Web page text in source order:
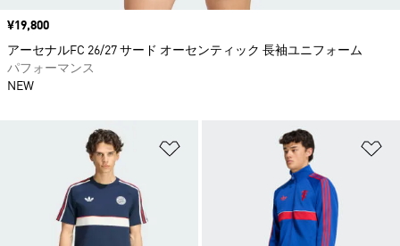
ほしいものリストに追加
価格
¥19,800
アーセナルFC 26/27 サード オーセンティック 長袖ユニフォーム
パフォーマンス
NEW